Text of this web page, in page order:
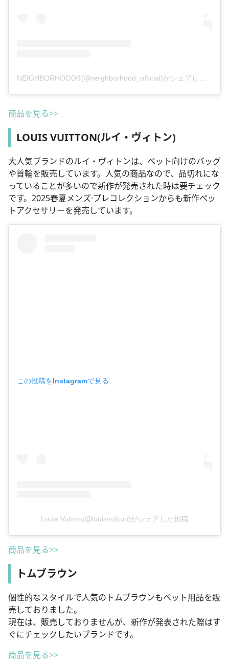
NEIGHBORHOOD®︎(@neighborhood_official)がシェアした投稿
商品を見る>>
LOUIS VUITTON(ルイ・ヴィトン)
大人気ブランドのルイ・ヴィトンは、ペット向けのバッグ
や首輪を販売しています。人気の商品なので、品切れにな
っていることが多いので新作が発売された時は要チェック
です。2025春夏メンズ·プレコレクションからも新作ペッ
トアクセサリーを発売しています。
この投稿をInstagramで見る
Louis Vuitton(@louisvuitton)がシェアした投稿
商品を見る>>
トムブラウン
個性的なスタイルで人気のトムブラウンもペット用品を販
売しておりました。
現在は、販売しておりませんが、新作が発表された際はす
ぐにチェックしたいブランドです。
商品を見る>>